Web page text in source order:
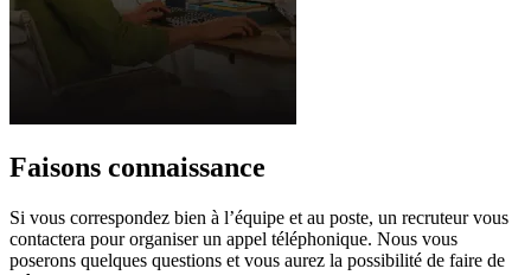
Faisons connaissance
Si vous correspondez bien à l’équipe et au poste, un recruteur vous
contactera pour organiser un appel téléphonique. Nous vous
poserons quelques questions et vous aurez la possibilité de faire de